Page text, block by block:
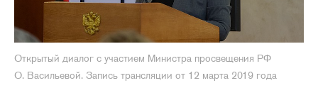
Открытый диалог с участием Министра просвещения РФ
О. Васильевой. Запись трансляции от 12 марта 2019 года